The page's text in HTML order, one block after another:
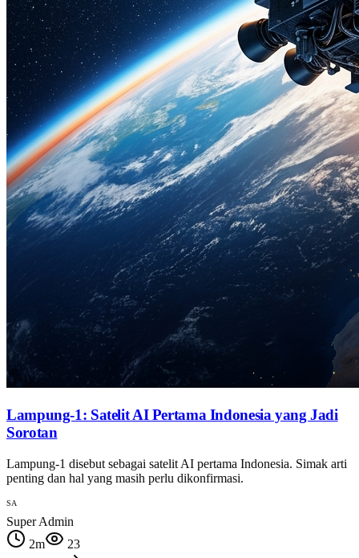
Lampung-1: Satelit AI Pertama Indonesia yang Jadi
Sorotan
Lampung-1 disebut sebagai satelit AI pertama Indonesia. Simak arti
penting dan hal yang masih perlu dikonfirmasi.
SA
Super Admin
2m
23